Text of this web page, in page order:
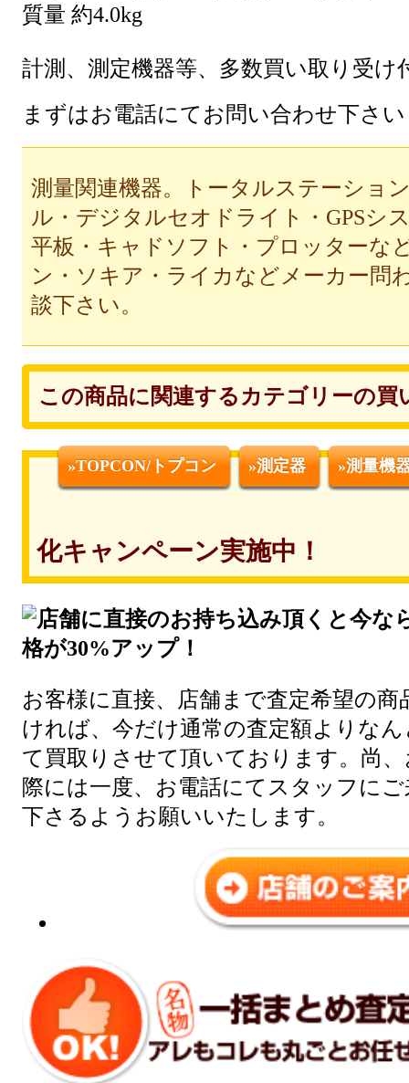
質量 約4.0kg
計測、測定機器等、多数買い取り受け
まずはお電話にてお問い合わせ下さ
測量関連機器。トータルステーショ
ル・デジタルセオドライト・GPSシ
平板・キャドソフト・プロッターな
ン・ソキア・ライカなどメーカー問
談下さい。
この商品に関連するカテゴリーの買
»TOPCON/トプコン »測定器 »測量機
化キャンペーン実施中！
お客様に直接、店舗まで査定希望の商
ければ、今だけ通常の査定額よりな
て買取りさせて頂いております。尚
際には一度、お電話にてスタッフに
下さるようお願いいたします。